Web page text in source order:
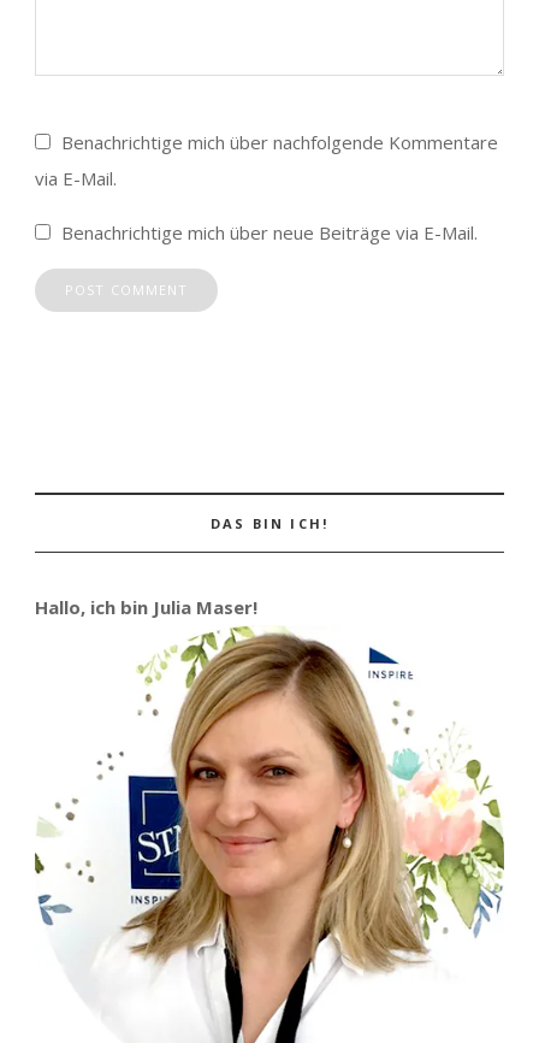
Benachrichtige mich über nachfolgende Kommentare
via E-Mail.
Benachrichtige mich über neue Beiträge via E-Mail.
DAS BIN ICH!
Hallo, ich bin Julia Maser!